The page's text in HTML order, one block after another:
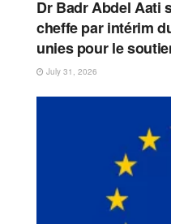
Dr Badr Abdel Aati
cheffe par intérim
unies pour le
July 31, 2026